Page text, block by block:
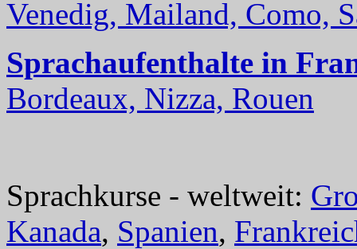
Venedig, Mailand, Como,
Sprachaufenthalte in
Bordeaux, Nizza, Rouen
Sprachkurse - weltweit:
Kanada, Spanien,